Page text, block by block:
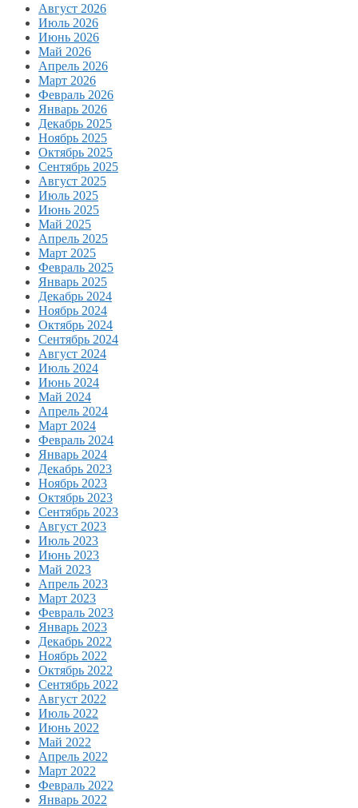
Август 2026
Июль 2026
Июнь 2026
Май 2026
Апрель 2026
Март 2026
Февраль 2026
Январь 2026
Декабрь 2025
Ноябрь 2025
Октябрь 2025
Сентябрь 2025
Август 2025
Июль 2025
Июнь 2025
Май 2025
Апрель 2025
Март 2025
Февраль 2025
Январь 2025
Декабрь 2024
Ноябрь 2024
Октябрь 2024
Сентябрь 2024
Август 2024
Июль 2024
Июнь 2024
Май 2024
Апрель 2024
Март 2024
Февраль 2024
Январь 2024
Декабрь 2023
Ноябрь 2023
Октябрь 2023
Сентябрь 2023
Август 2023
Июль 2023
Июнь 2023
Май 2023
Апрель 2023
Март 2023
Февраль 2023
Январь 2023
Декабрь 2022
Ноябрь 2022
Октябрь 2022
Сентябрь 2022
Август 2022
Июль 2022
Июнь 2022
Май 2022
Апрель 2022
Март 2022
Февраль 2022
Январь 2022